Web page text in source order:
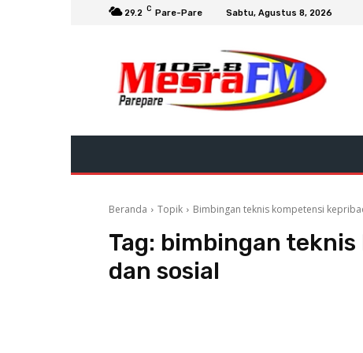
29.2 C Pare-Pare Sabtu, Agustus 8, 2026
Beranda Topik Bimbingan teknis kompetensi
Tag: bimbingan
dan sosial